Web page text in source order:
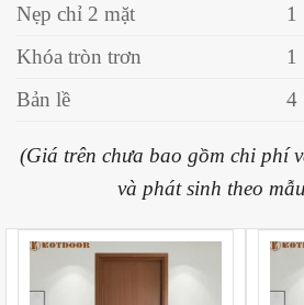
Nẹp chỉ 2 mặt 1
Khóa tròn trơn
1
Bản lề
4
(Giá trên chưa bao gồm chi phí
và phát sinh theo